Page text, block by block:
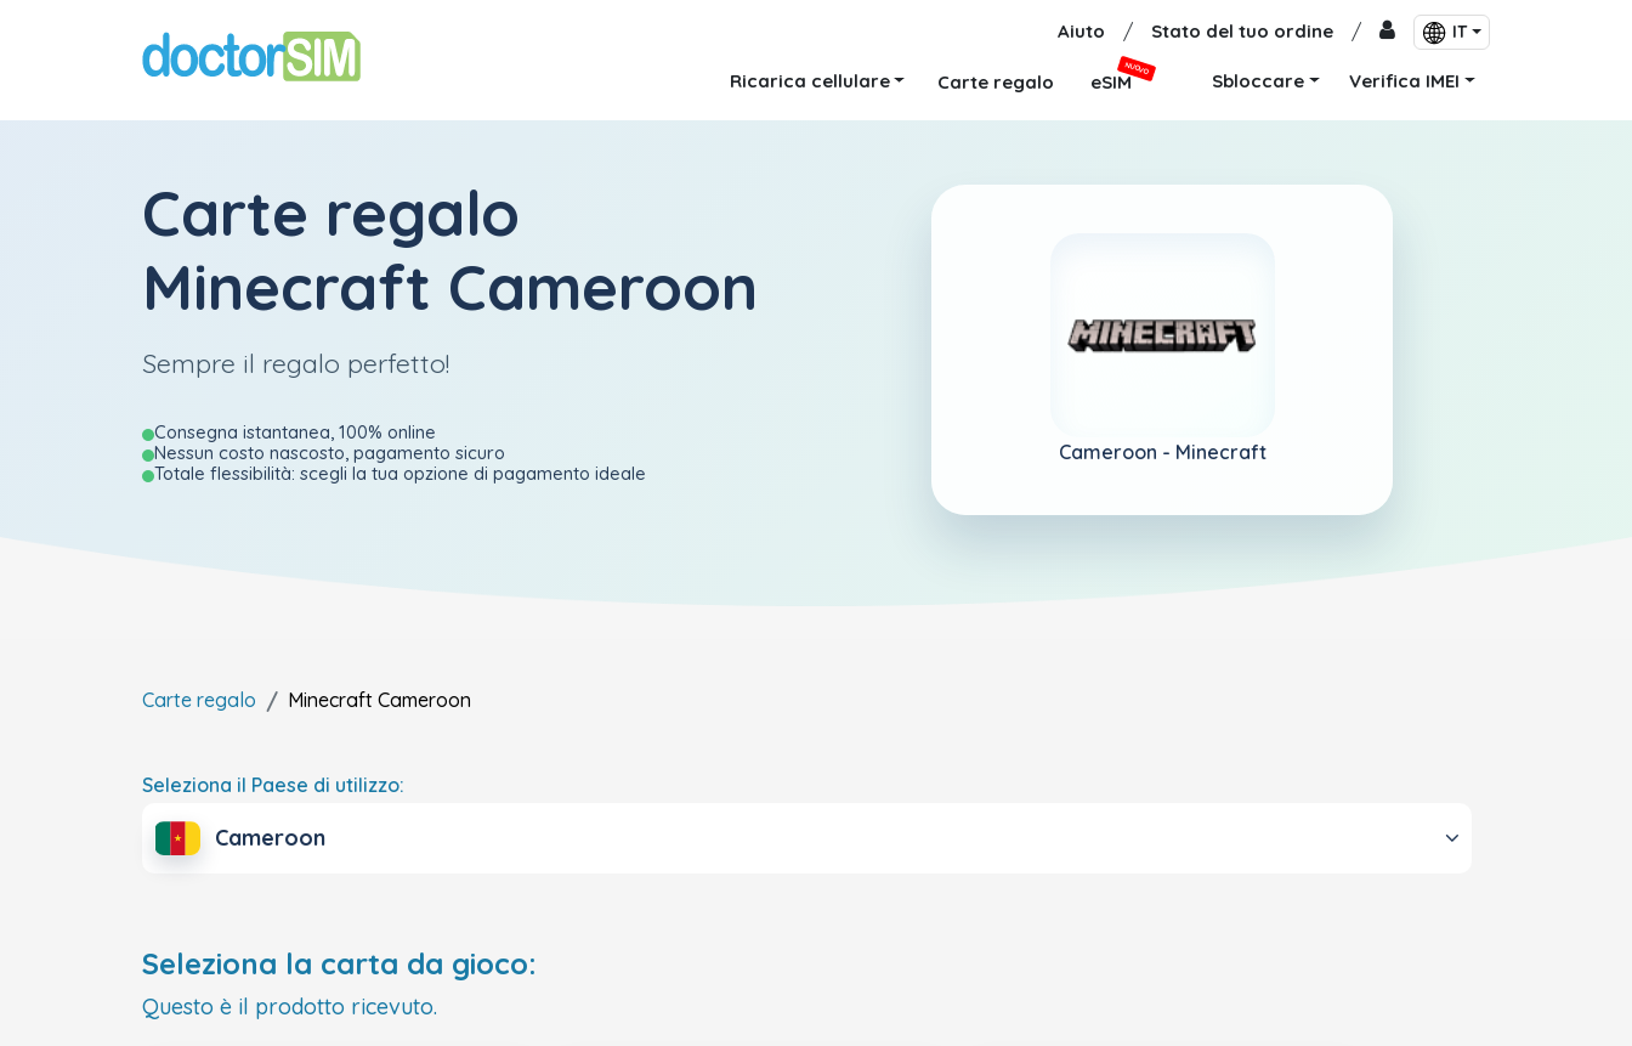
Aiuto / Stato del tuo ordine / IT
Ricarica cellulare Carte regalo eSIM
NUOVO
Sbloccare Verifica IMEI
Carte regalo
Minecraft Cameroon
Sempre il regalo perfetto!
Consegna istantanea, 100% online
Nessun costo nascosto, pagamento sicuro
Totale flessibilità: scegli la tua opzione di pagamento ideale
Cameroon - Minecraft
Carte regalo Minecraft Cameroon
Seleziona il Paese di utilizzo:
Cameroon
Seleziona la carta da gioco:
Questo è il prodotto ricevuto.